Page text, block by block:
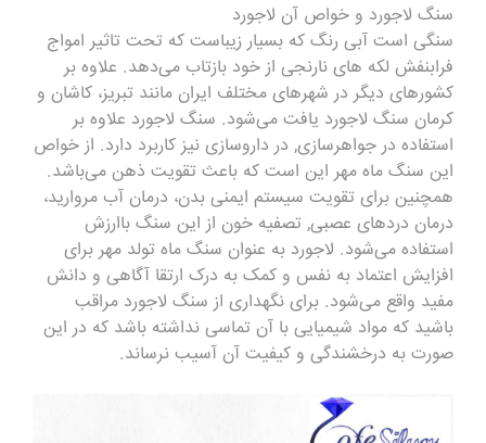
سنگ لاجورد و خواص آن لاجورد
سنگی است آبی رنگ که بسیار زیباست که تحت تاثیر امواج
فرابنفش لکه های نارنجی از خود بازتاب می‌دهد. علاوه بر
کشورهای دیگر در شهرهای مختلف ایران مانند تبریز، کاشان و
کرمان سنگ لاجورد یافت می‌شود. سنگ لاجورد علاوه بر
استفاده در جواهرسازی, در داروسازی نیز کاربرد دارد. از خواص
این سنگ ماه مهر این است که باعث تقویت ذهن می‌باشد.
همچنین برای تقویت سیستم ایمنی بدن، درمان آب مروارید،
درمان دردهای عصبی, تصفیه خون از این سنگ باارزش
استفاده می‌شود. لاجورد به عنوان سنگ ماه تولد مهر برای
افزایش اعتماد به نفس و کمک به درک ارتقا آگاهی و دانش
مفید واقع می‌شود. برای نگهداری از سنگ لاجورد مراقب
باشید که مواد شیمیایی با آن تماسی نداشته باشد که در این
صورت به درخشندگی و کیفیت آن آسیب نرساند.